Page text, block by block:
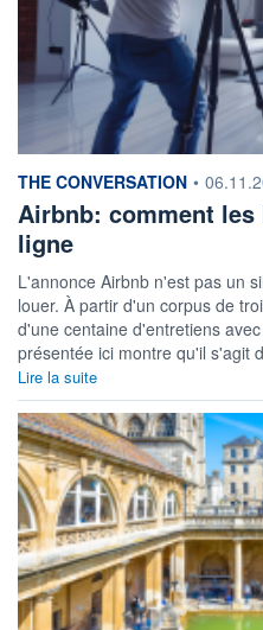
information fournie par
THE CONVERSATION •
Airbnb: comment
ligne
L'annonce Airbnb n'est pas un
louer. À partir d'un corpus de
d'une centaine d'entretiens
présentée ici montre qu'il s'agit
Lire la suite